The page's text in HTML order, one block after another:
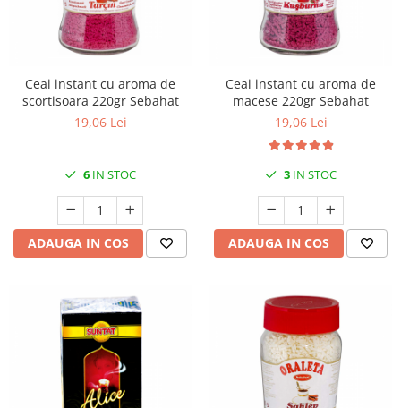
Ceai instant cu aroma de
scortisoara 220gr Sebahat
19,06 Lei
6 IN STOC
ADAUGA IN COS
Ceai instant cu aroma de
macese 220gr Sebahat
19,06 Lei
3 IN STOC
ADAUGA IN COS